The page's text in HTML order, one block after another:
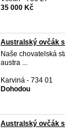
35 000 Kč
Australský ovčák
Naše chovatelská
austra ...
Karviná - 734 01
Dohodou
Australský ovčák